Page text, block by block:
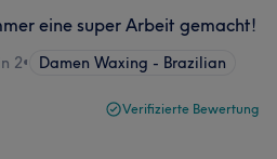
eine super Arbeit gemacht!
2• Damen Waxing - Brazilian
Verifizierte Bewertung